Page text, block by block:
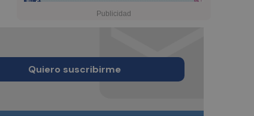
Quiero suscribirme